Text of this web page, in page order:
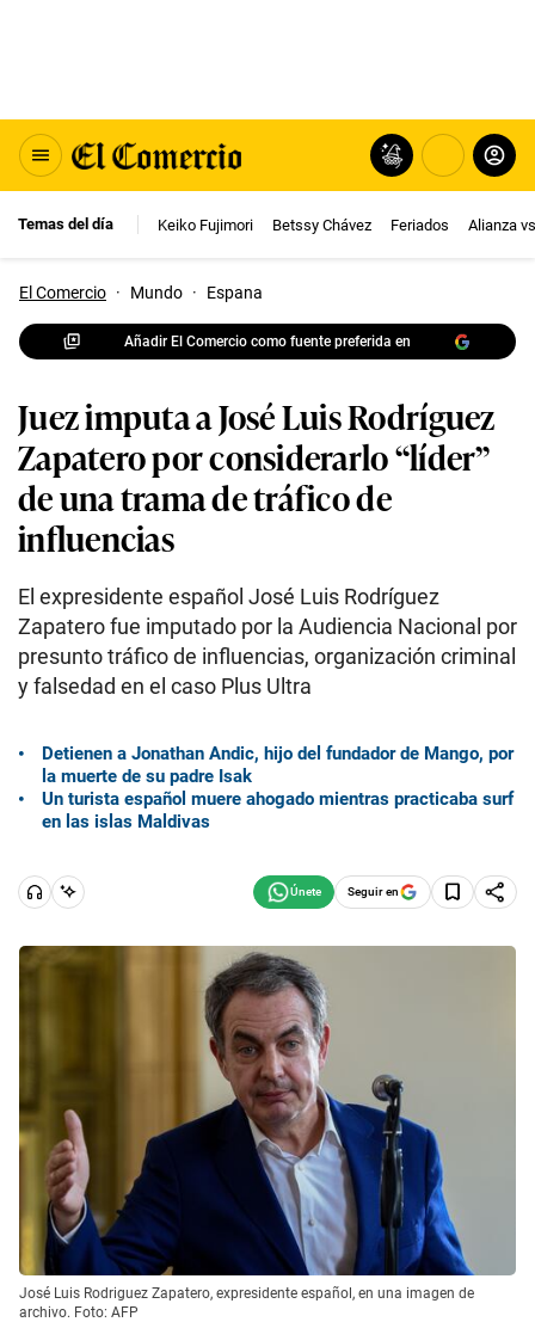
Temas del día Keiko Fujimori Betssy Chávez Feriados Alianza
El Comercio · Mundo · Espana
Añadir El Comercio como fuente preferida en
Juez imputa a José Luis Rodríguez
Zapatero por considerarlo “líder”
de una trama de tráfico de
influencias
El expresidente español José Luis Rodríguez
Zapatero fue imputado por la Audiencia Nacional por
presunto tráfico de influencias, organización criminal
y falsedad en el caso Plus Ultra
Detienen a Jonathan Andic, hijo del fundador de Mango, por
la muerte de su padre Isak
Un turista español muere ahogado mientras practicaba surf
en las islas Maldivas
Seguir en
José Luis Rodriguez Zapatero, expresidente español, en una imagen de
archivo. Foto: AFP